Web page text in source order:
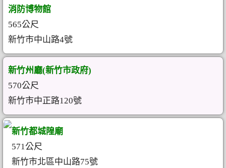
消防博物館
565公尺
新竹市中山路4號
新竹州廳(新竹市政府)
570公尺
新竹市中正路120號
新竹都城隍廟
571公尺
新竹市北區中山路75號